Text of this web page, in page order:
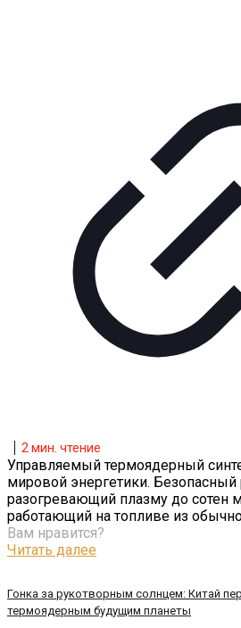
Гонка за рукотворным солнцем: Китай
термоядерным будущим планеты
2 мин. чтение
Управляемый термоядерный
мировой энергетики. Безопасный
разогревающий плазму до сотен
работающий на топливе из
Вам нравится?
Читать далее